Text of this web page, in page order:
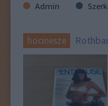
Admin
hocinesze